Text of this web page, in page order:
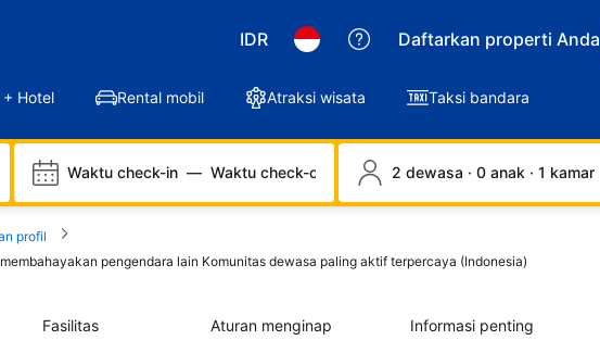
IDR Daftarkan properti Anda
Hotel Rental mobil Atraksi wisata Taksi bandara
Waktu check-in — Waktu check-out 2 dewasa · 0 anak · 1 kamar
profil
pengendara lain Komunitas dewasa paling aktif terpercaya (Indonesia)
Fasilitas Aturan menginap Informasi penting